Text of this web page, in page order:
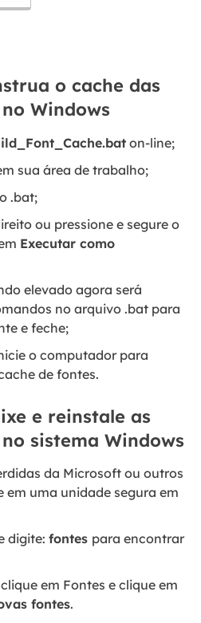
o cache das
Windows
on-line;
sua área de trabalho;
.bat;
ou pressione e segure o
Executar como
elevado agora será
no arquivo .bat para
e feche;
o computador para
de fontes.
e reinstale as
sistema Windows
da Microsoft ou outros
em uma unidade segura em
digite: fontes para encontrar
em Fontes e clique em
fontes.